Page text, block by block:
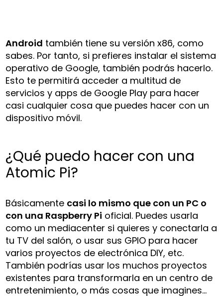
Android también tiene su versión x86, como
sabes. Por tanto, si prefieres instalar el sistema
operativo de Google, también podrás hacerlo.
Esto te permitirá acceder a multitud de
servicios y apps de Google Play para hacer
casi cualquier cosa que puedes hacer con un
dispositivo móvil.
¿Qué puedo hacer con una
Atomic Pi?
Básicamente casi lo mismo que con un PC o
con una Raspberry Pi oficial. Puedes usarla
como un mediacenter si quieres y conectarla a
tu TV del salón, o usar sus GPIO para hacer
varios proyectos de electrónica DIY, etc.
También podrías usar los muchos proyectos
existentes para transformarla en un centro de
entretenimiento, o más cosas que imagines…